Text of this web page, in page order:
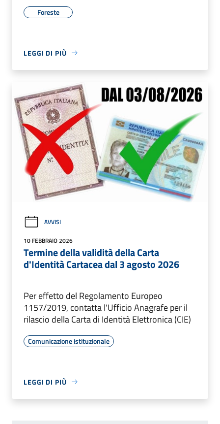
Foreste
LEGGI DI PIÙ
AVVISI
10 FEBBRAIO 2026
Termine della validità della Carta
d'Identità Cartacea dal 3 agosto 2026
Per effetto del Regolamento Europeo
1157/2019, contatta l'Ufficio Anagrafe per il
rilascio della Carta di Identità Elettronica (CIE)
Comunicazione istituzionale
LEGGI DI PIÙ